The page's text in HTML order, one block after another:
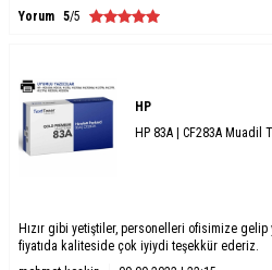
Yorum 5/5
HP
HP 83A | CF283A Muadil
Hızır gibi yetiştiler, personelleri ofisimize
fiyatıda kaliteside çok iyiydi teşekkür ederiz.